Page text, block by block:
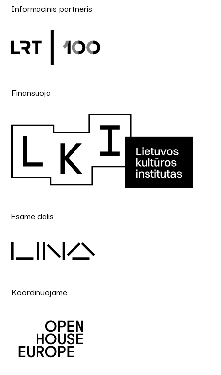
Informacinis partneris
Finansuoja
Esame dalis
Koordinuojame